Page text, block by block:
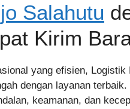
Salahutu
Kirim
yang efisien,
dengan layanan
keamanan, dan